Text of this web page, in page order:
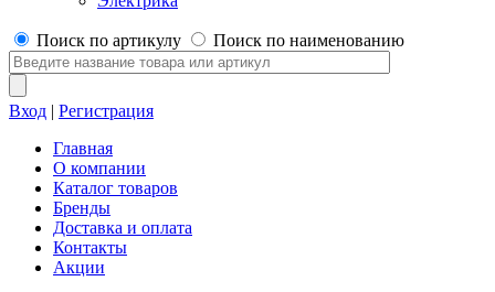
Поиск по артикулу Поиск по наименованию
Вход | Регистрация
Главная
О компании
Каталог товаров
Бренды
Доставка и оплата
Контакты
Акции